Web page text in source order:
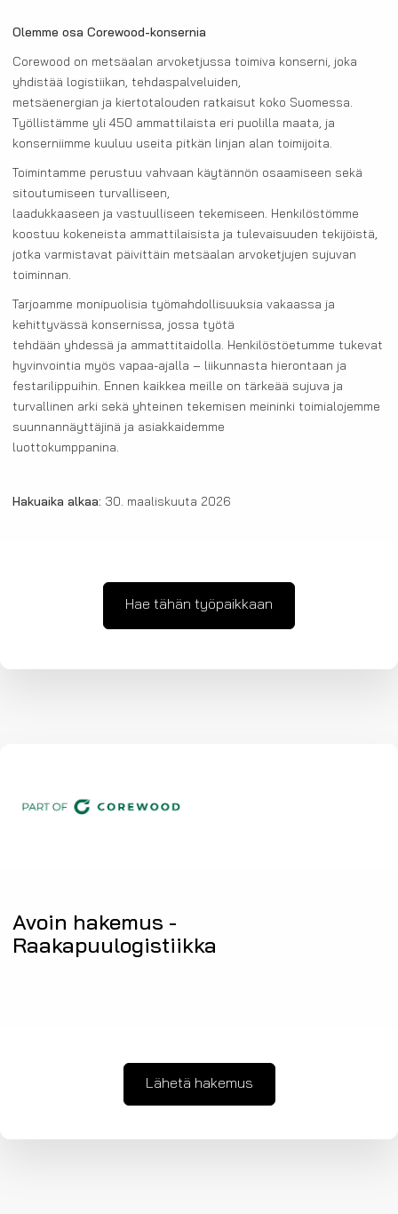
Olemme osa Corewood-konsernia
Corewood on metsäalan arvoketjussa toimiva konserni, joka
yhdistää logistiikan, tehdaspalveluiden,
metsäenergian ja kiertotalouden ratkaisut koko Suomessa.
Työllistämme yli 450 ammattilaista eri puolilla maata, ja
konserniimme kuuluu useita pitkän linjan alan toimijoita.
Toimintamme perustuu vahvaan käytännön osaamiseen sekä
sitoutumiseen turvalliseen,
laadukkaaseen ja vastuulliseen tekemiseen. Henkilöstömme
koostuu kokeneista ammattilaisista ja tulevaisuuden tekijöistä,
jotka varmistavat päivittäin metsäalan arvoketjujen sujuvan
toiminnan.
Tarjoamme monipuolisia työmahdollisuuksia vakaassa ja
kehittyvässä konsernissa, jossa työtä
tehdään yhdessä ja ammattitaidolla. Henkilöstöetumme tukevat
hyvinvointia myös vapaa-ajalla – liikunnasta hierontaan ja
festarilippuihin. Ennen kaikkea meille on tärkeää sujuva ja
turvallinen arki sekä yhteinen tekemisen meininki toimialojemme
suunnannäyttäjinä ja asiakkaidemme
luottokumppanina.
Hakuaika alkaa: 30. maaliskuuta 2026
Hae tähän työpaikkaan
Avoin hakemus -
Raakapuulogistiikka